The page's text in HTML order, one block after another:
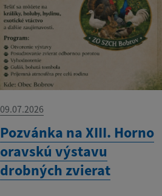
09.07.2026
Pozvánka na XIII. Horno
oravskú výstavu
drobných zvierat